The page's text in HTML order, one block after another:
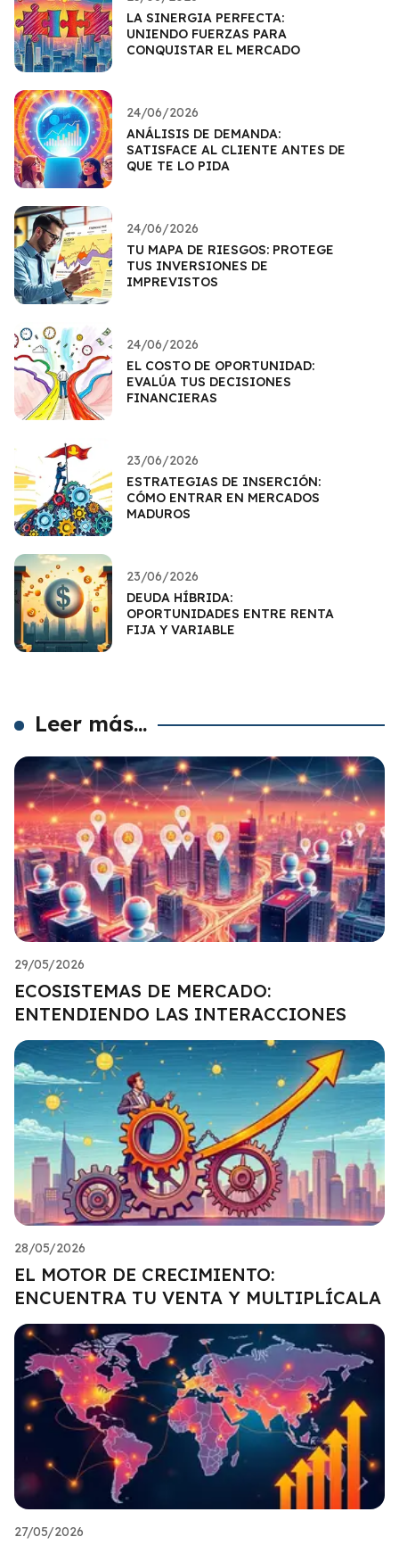
LA SINERGIA PERFECTA:
UNIENDO FUERZAS PARA
CONQUISTAR EL MERCADO
24/06/2026
ANÁLISIS DE DEMANDA:
SATISFACE AL CLIENTE ANTES DE
QUE TE LO PIDA
24/06/2026
TU MAPA DE RIESGOS: PROTEGE
TUS INVERSIONES DE
IMPREVISTOS
24/06/2026
EL COSTO DE OPORTUNIDAD:
EVALÚA TUS DECISIONES
FINANCIERAS
23/06/2026
ESTRATEGIAS DE INSERCIÓN:
CÓMO ENTRAR EN MERCADOS
MADUROS
23/06/2026
DEUDA HÍBRIDA:
OPORTUNIDADES ENTRE RENTA
FIJA Y VARIABLE
Leer más...
29/05/2026
ECOSISTEMAS DE MERCADO:
ENTENDIENDO LAS INTERACCIONES
28/05/2026
EL MOTOR DE CRECIMIENTO:
ENCUENTRA TU VENTA Y MULTIPLÍCALA
27/05/2026